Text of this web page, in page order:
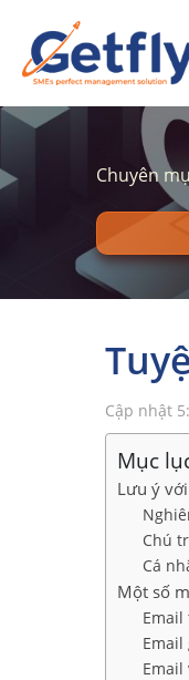
Chuyên
Cập nhật
Mục
Lưu ý
Chú
Cá
Một số
Email